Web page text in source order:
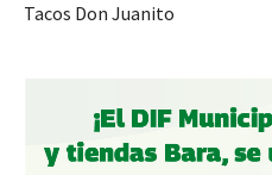
Tacos Don Juanito